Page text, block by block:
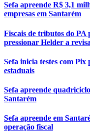
Sefa apreende R$ 3,1
empresas em Santarém
Fiscais de tributos do PA
pressionar Helder a
Sefa inicia testes com Pix
estaduais
Sefa apreende
Santarém
Sefa apreende em
operação fiscal